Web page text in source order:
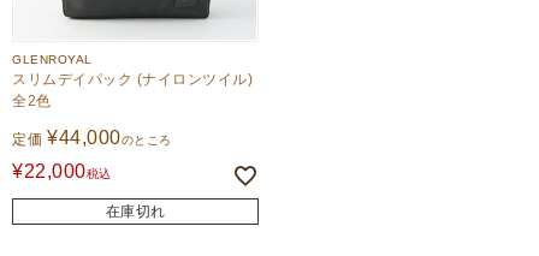
GLENROYAL
スリムデイパック (ナイロンツイル)
全2色
定価 ¥44,000のところ
¥22,000税込
在庫切れ